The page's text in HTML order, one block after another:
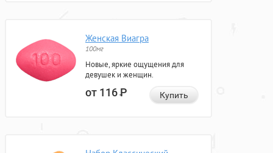
Женская Виагра
100мг
Новые, яркие ощущения для
девушек и женщин.
от 116Р Купить